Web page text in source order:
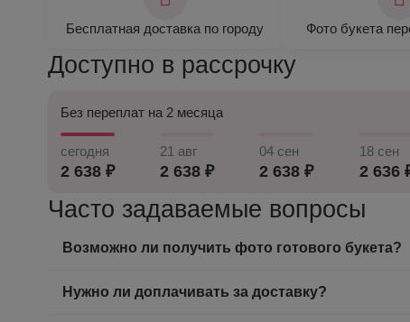
Бесплатная доставка по городу Фото букета
Доступно в рассрочку
Без переплат на 2 месяца
сегодня
2 638 ₽
21 авг
2 638 ₽
04 сен
2 638 ₽
18 сен
2 636
Часто задаваемые вопросы
Возможно ли получить фото готового букета?
Нужно ли доплачивать за доставку?